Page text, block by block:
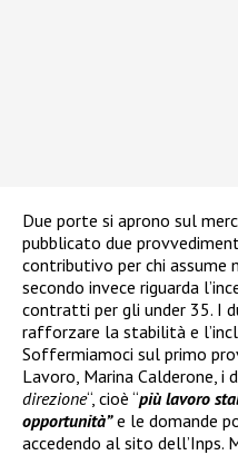
Due porte si aprono sul
pubblicato due
contributivo per chi assume
secondo invece riguarda
contratti per gli under 35. I
rafforzare la stabilità e
Soffermiamoci sul primo
Lavoro, Marina Calderone, i
direzione“, cioè “più lavoro
opportunità”e le domande
accedendo al sito